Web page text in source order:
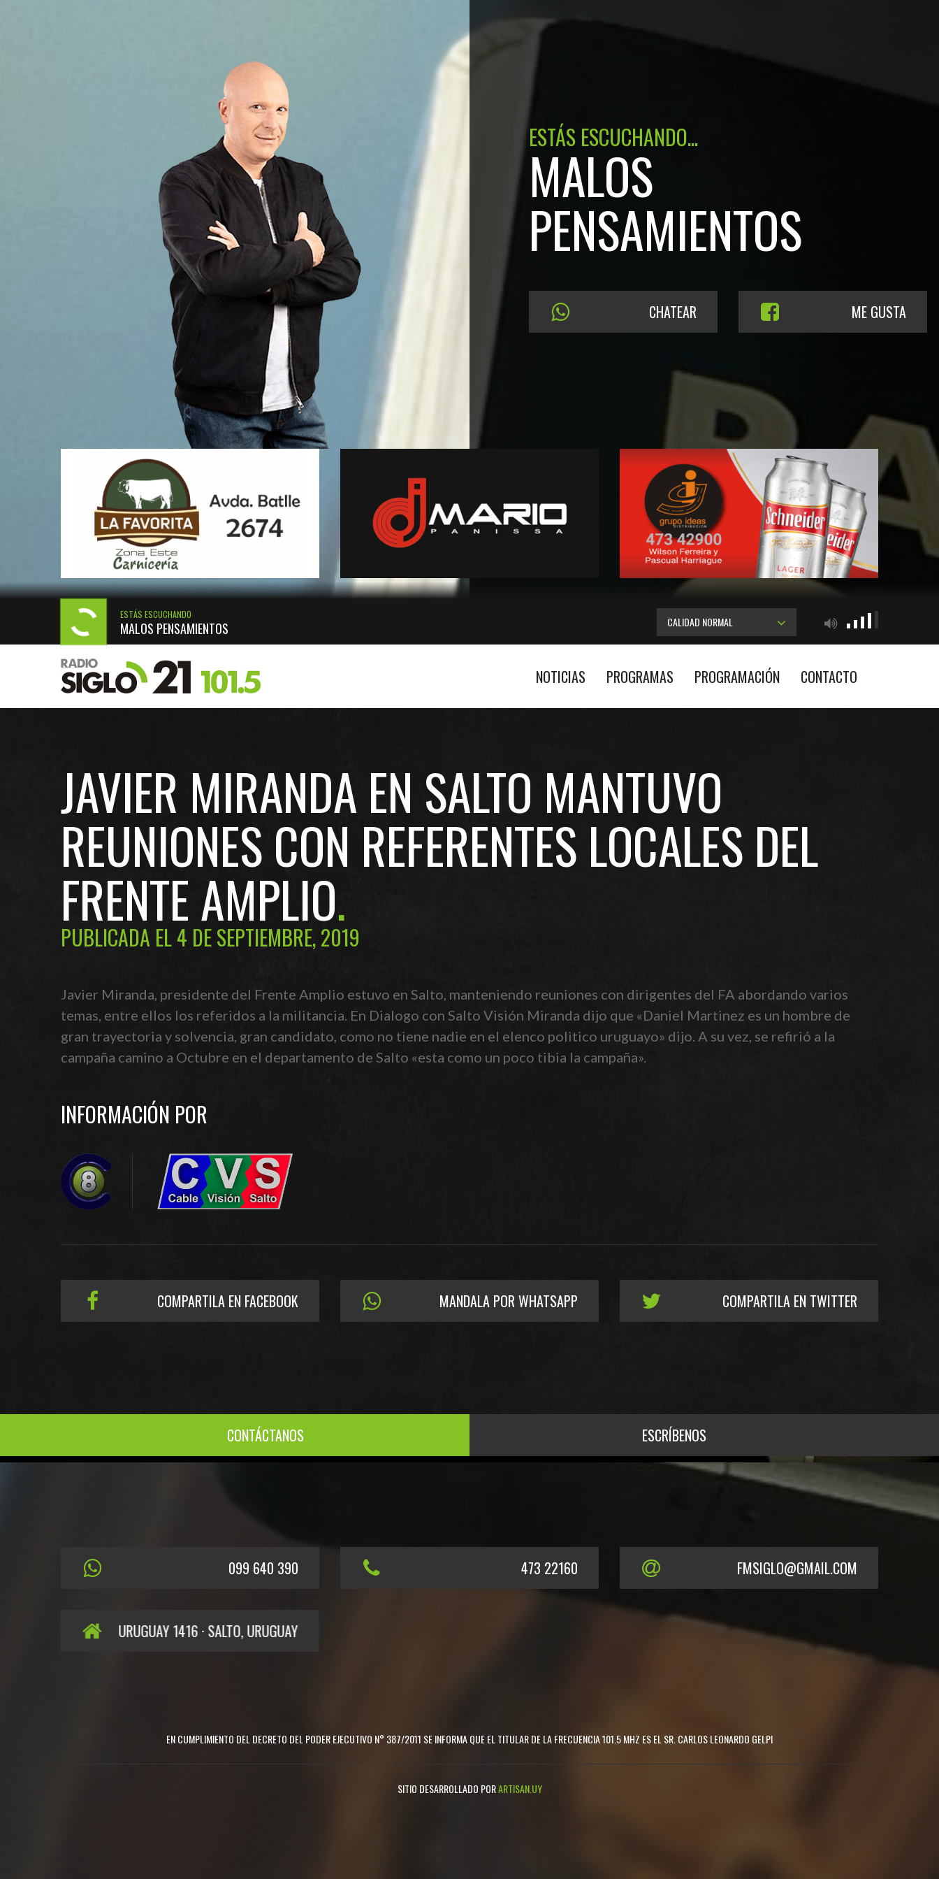
ESTÁS ESCUCHANDO...
MALOS
PENSAMIENTOS
CHATEAR ME GUSTA
ESTÁS ESCUCHANDO
MALOS PENSAMIENTOS CALIDAD NORMAL
NOTICIAS PROGRAMAS PROGRAMACIÓN CONTACTO
JAVIER MIRANDA EN SALTO MANTUVO
REUNIONES CON REFERENTES LOCALES DEL
FRENTE AMPLIO
PUBLICADA EL 4 DE SEPTIEMBRE, 2019
Javier Miranda, presidente del Frente Amplio estuvo en Salto, manteniendo reuniones con dirigentes del FA abordando varios
temas, entre ellos los referidos a la militancia. En Dialogo con Salto Visión Miranda dijo que «Daniel Martinez es un hombre de
gran trayectoria y solvencia, gran candidato, como no tiene nadie en el elenco politico uruguayo» dijo. A su vez, se refirió a la
campaña camino a Octubre en el departamento de Salto «esta como un poco tibia la campaña».
INFORMACIÓN POR
COMPARTILA EN FACEBOOK MANDALA POR WHATSAPP COMPARTILA EN TWITTER
CONTÁCTANOS ESCRÍBENOS
099 640 390 473 22160 FMSIGLO@GMAIL.COM
URUGUAY 1416 · SALTO, URUGUAY
EN CUMPLIMIENTO DEL DECRETO DEL PODER EJECUTIVO N° 387/2011 SE INFORMA QUE EL TITULAR DE LA FRECUENCIA 101.5 MHZ ES EL SR. CARLOS LEONARDO GELPI
SITIO DESARROLLADO PORARTISAN.UY